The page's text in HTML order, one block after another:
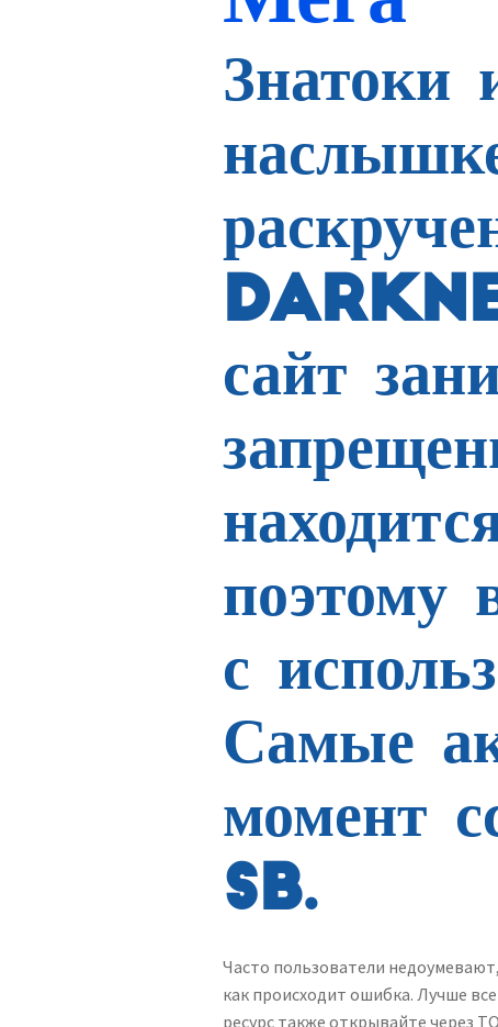
Знатоки
сайт
поэтому
с
Самые
момент
SB.
Часто пользователи
как происходит ошибка. Лучше
ресурс также открывайте через